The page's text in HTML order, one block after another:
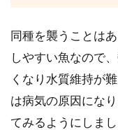
同種を襲うことは
しやすい魚なので
くなり水質維持が
は病気の原因にな
てみるようにしまし